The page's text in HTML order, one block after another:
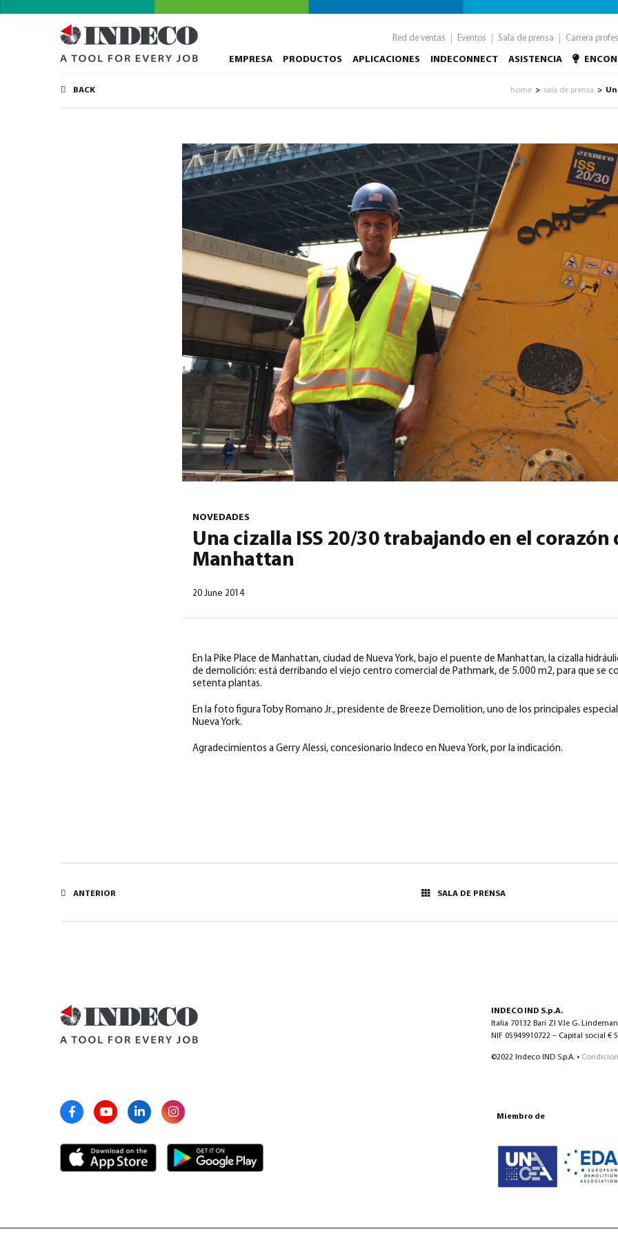
Red de ventas Eventos Sala de prensa Carrera
EMPRESA PRODUCTOS APLICACIONES INDECONNECT ASISTENCIA
BACK home > sala de prensa >
NOVEDADES
Una cizalla ISS 20/30 trabajando en el corazón
Manhattan
20 June 2014
En la Pike Place de Manhattan, ciudad de Nueva York, bajo el puente de Manhattan, la cizalla
de demolición: está derribando el viejo centro comercial de Pathmark, de 5.000 m2, para que se
setenta plantas.
En la foto figura Toby Romano Jr., presidente de Breeze Demolition, uno de los principales
Nueva York.
Agradecimientos a Gerry Alessi, concesionario Indeco en Nueva York, por la indicación.
ANTERIOR SALA DE PRENSA
INDECO IND S.p.A.
Italia 70132 Bari ZI V.le G.
NIF 05949910722 – Capital social €
©2022 Indeco IND S.p.A. •
Miembro de